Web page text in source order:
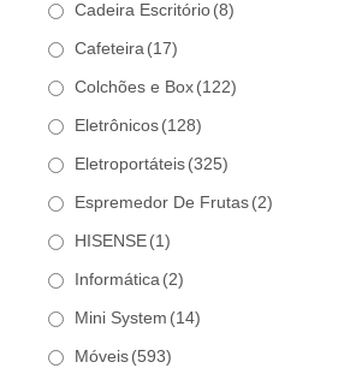
Cadeira Escritório (8)
Cafeteira (17)
Colchões e Box (122)
Eletrônicos (128)
Eletroportáteis (325)
Espremedor De Frutas (2)
HISENSE (1)
Informática (2)
Mini System (14)
Móveis (593)